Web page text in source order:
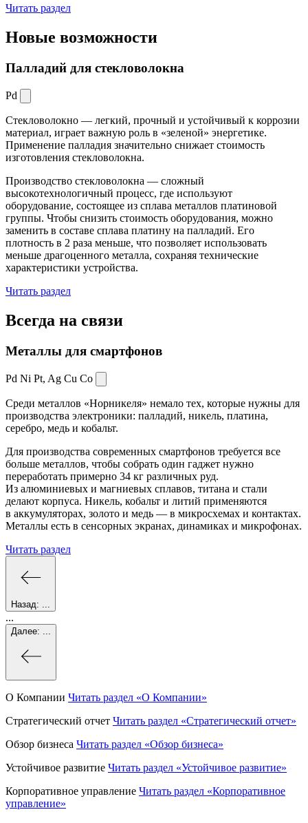
Читать раздел
Новые возможности
Палладий для стекловолокна
Pd
Стекловолокно — легкий, прочный и устойчивый к коррозии
материал, играет важную роль в «зеленой» энергетике.
Применение палладия значительно снижает стоимость
изготовления стекловолокна.
Производство стекловолокна — сложный
высокотехнологичный процесс, где используют
оборудование, состоящее из сплава металлов платиновой
группы. Чтобы снизить стоимость оборудования, можно
заменить в составе сплава платину на палладий. Его
плотность в 2 раза меньше, что позволяет использовать
меньше драгоценного металла, сохраняя технические
характеристики устройства.
Читать раздел
Всегда на связи
Металлы для смартфонов
Pd Ni Pt, Ag Cu Co
Среди металлов «Норникеля» немало тех, которые нужны для
производства электроники: палладий, никель, платина,
серебро, медь и кобальт.
Для производства современных смартфонов требуется все
больше металлов, чтобы собрать один гаджет нужно
переработать примерно 34 кг различных руд.
Из алюминиевых и магниевых сплавов, титана и стали
делают корпуса. Никель, кобальт и литий применяются
в аккумуляторах, золото и медь — в микросхемах и контактах.
Металлы есть в сенсорных экранах, динамиках и микрофонах.
Читать раздел
Назад:
...
Далее:
О Компании Читать раздел «О Компании»
Стратегический отчет Читать раздел «Стратегический отчет»
Обзор бизнеса Читать раздел «Обзор бизнеса»
Устойчивое развитие Читать раздел «Устойчивое развитие»
Корпоративное управление Читать раздел «Корпоративное
управление»